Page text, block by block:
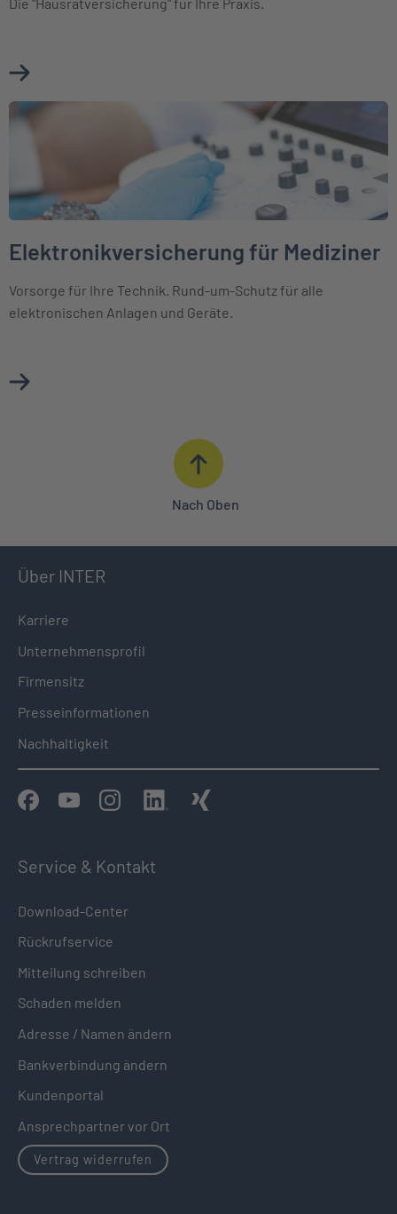
Mehr über Praxisinhaltsversicherung erfahren
Weiter zu Elektronikversicherung für Mediziner
Elektronikversicherung für Mediziner
Vorsorge für Ihre Technik. Rund-um-Schutz für alle
elektronischen Anlagen und Geräte.
Mehr über Elektronikversicherung für Mediziner erfahren
Nach Oben
Über INTER
Karriere
Unternehmensprofil
Firmensitz
Presseinformationen
Nachhaltigkeit
Service & Kontakt
Download-Center
Rückrufservice
Mitteilung schreiben
Schaden melden
Adresse / Namen ändern
Bankverbindung ändern
Kundenportal
Ansprechpartner vor Ort
Vertrag widerrufen